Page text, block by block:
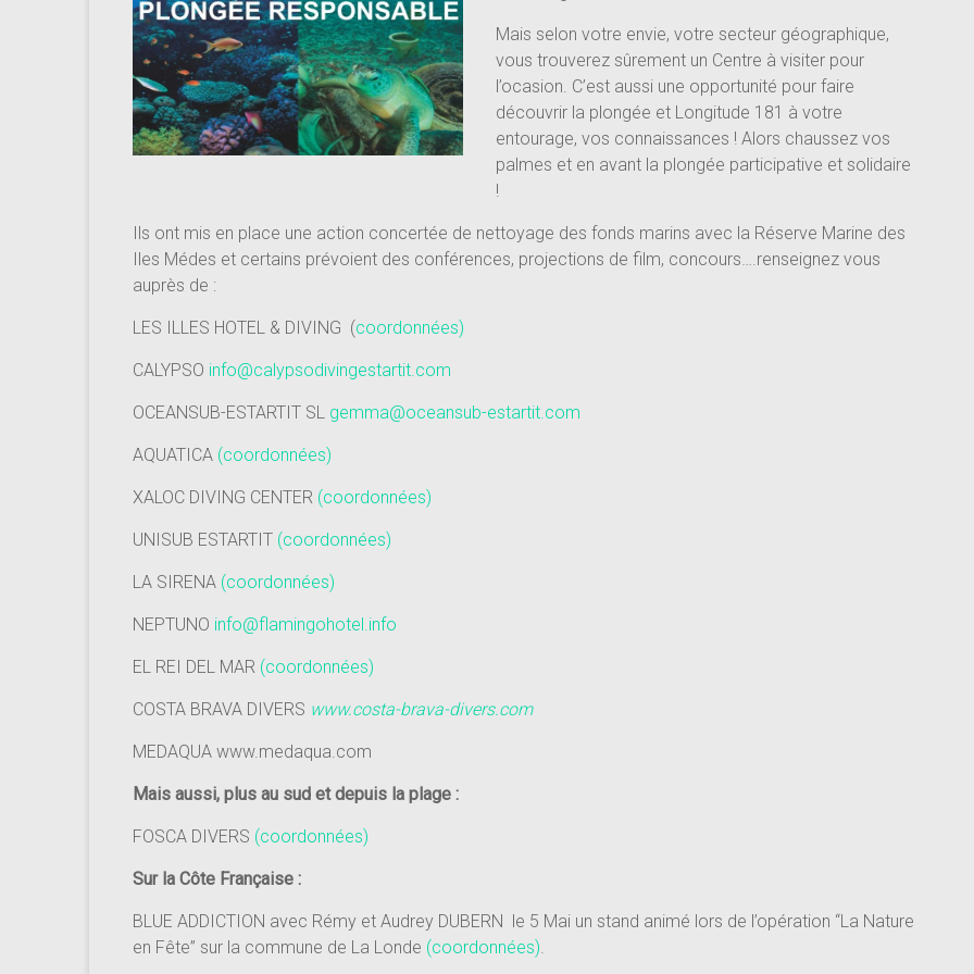
Mais selon votre envie, votre secteur géographique,
vous trouverez sûrement un Centre à visiter pour
l’ocasion. C’est aussi une opportunité pour faire
découvrir la plongée et Longitude 181 à votre
entourage, vos connaissances ! Alors chaussez vos
palmes et en avant la plongée participative et solidaire
!
Ils ont mis en place une action concertée de nettoyage des fonds marins avec la Réserve Marine des
Iles Médes et certains prévoient des conférences, projections de film, concours….renseignez vous
auprès de :
LES ILLES HOTEL & DIVING (coordonnées)
CALYPSO info@calypsodivingestartit.com
OCEANSUB-ESTARTIT SL gemma@oceansub-estartit.com
AQUATICA (coordonnées)
XALOC DIVING CENTER (coordonnées)
UNISUB ESTARTIT (coordonnées)
LA SIRENA (coordonnées)
NEPTUNO info@flamingohotel.info
EL REI DEL MAR (coordonnées)
COSTA BRAVA DIVERS www.costa-brava-divers.com
MEDAQUA www.medaqua.com
Mais aussi, plus au sud et depuis la plage :
FOSCA DIVERS (coordonnées)
Sur la Côte Française :
BLUE ADDICTION avec Rémy et Audrey DUBERN le 5 Mai un stand animé lors de l’opération “La Nature
en Fête” sur la commune de La Londe (coordonnées)